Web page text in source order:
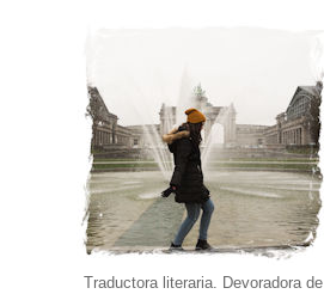
Traductora literaria. Devoradora de